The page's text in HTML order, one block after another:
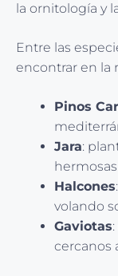
la ornitología y
Entre las
encontrar en la
Pinos
Jara:
Halcones
volando
Gaviotas
cercanos